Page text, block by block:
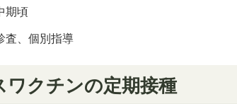
期頃
査、個別指導
ワクチンの定期接種